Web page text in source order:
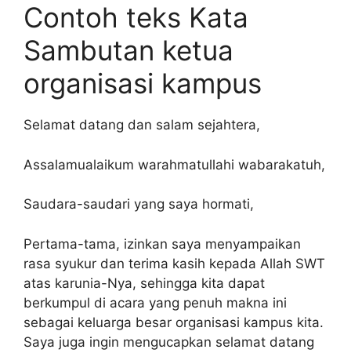
Contoh teks Kata
Sambutan ketua
organisasi kampus
Selamat datang dan salam sejahtera,
Assalamualaikum warahmatullahi wabarakatuh,
Saudara-saudari yang saya hormati,
Pertama-tama, izinkan saya menyampaikan
rasa syukur dan terima kasih kepada Allah SWT
atas karunia-Nya, sehingga kita dapat
berkumpul di acara yang penuh makna ini
sebagai keluarga besar organisasi kampus kita.
Saya juga ingin mengucapkan selamat datang